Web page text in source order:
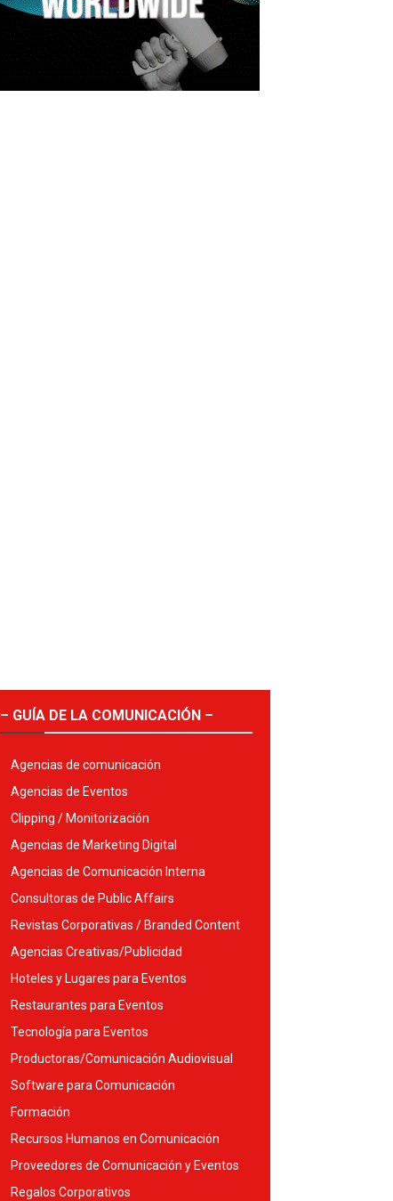
– GUÍA DE LA COMUNICACIÓN –
Agencias de comunicación
Agencias de Eventos
Clipping / Monitorización
Agencias de Marketing Digital
Agencias de Comunicación Interna
Consultoras de Public Affairs
Revistas Corporativas / Branded Content
Agencias Creativas/Publicidad
Hoteles y Lugares para Eventos
Restaurantes para Eventos
Tecnología para Eventos
Productoras/Comunicación Audiovisual
Software para Comunicación
Formación
Recursos Humanos en Comunicación
Proveedores de Comunicación y Eventos
Regalos Corporativos